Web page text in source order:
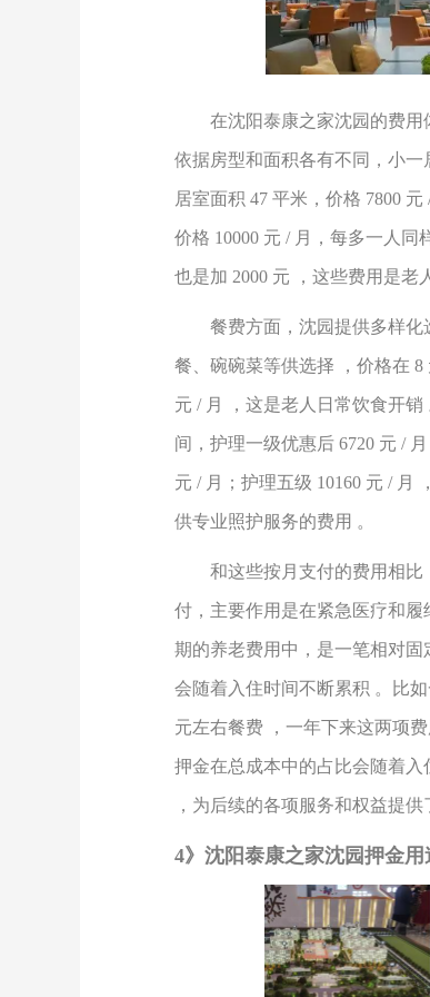
在沈阳泰康之家沈园的费
依据房型和面积各有不同，小一
居室面积 47 平米，价格 7800 元
价格 10000 元 / 月，每多一人同
也是加 2000 元 ，这些费用是老
餐费方面，沈园提供多样化
餐、碗碗菜等供选择 ，价格在 8
元 / 月 ，这是老人日常饮食开
间，护理一级优惠后 6720 元 /
元 / 月；护理五级 10160 元 / 月
供专业照护服务的费用 。
和这些按月支付的费用相比
付，主要作用是在紧急医疗和
期的养老费用中，是一笔相对固
会随着入住时间不断累积 。比
元左右餐费 ，一年下来这两项
押金在总成本中的占比会随着
，为后续的各项服务和权益提供
4》 沈阳泰康之家沈园押金用